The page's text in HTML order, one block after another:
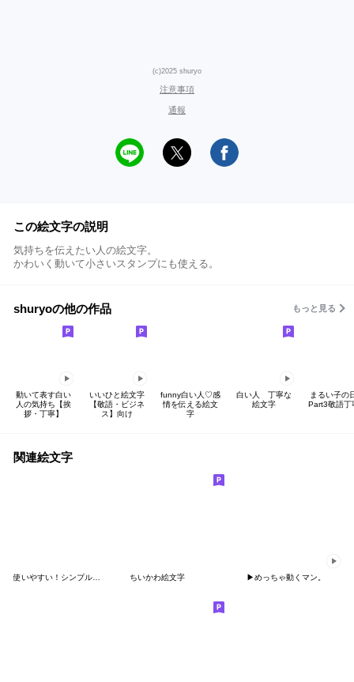
(c)2025 shuryo
注意事項
通報
この絵文字の説明
気持ちを伝えたい人の絵文字。
かわいく動いて小さいスタンプにも使える。
shuryoの他の作品 もっと見る
動いて表す白い
人の気持ち【挨
拶・丁寧】
いいひと絵文字
【敬語・ビジネ
ス】向け
funny白い人♡感
情を伝える絵文
字
白い人 丁寧な
絵文字
まるい子の
Part3敬語丁
関連絵文字
ちいかわ絵文字 ▶︎めっちゃ動くマン。